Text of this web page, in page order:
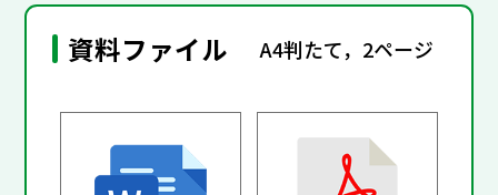
資料ファイル A4判たて，2ページ